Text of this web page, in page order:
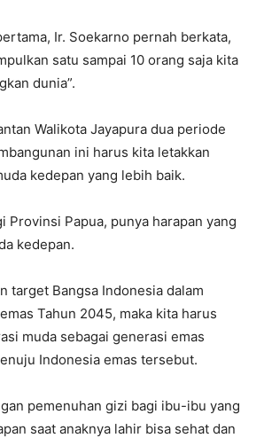
Ir. Soekarno pernah berkata,
satu sampai 10 orang saja kita
dunia”.
Walikota Jayapura dua periode
ini harus kita letakkan
kedepan yang lebih baik.
Provinsi Papua, punya harapan yang
kedepan.
target Bangsa Indonesia dalam
Tahun 2045, maka kita harus
muda sebagai generasi emas
Indonesia emas tersebut.
pemenuhan gizi bagi ibu-ibu yang
saat anaknya lahir bisa sehat dan